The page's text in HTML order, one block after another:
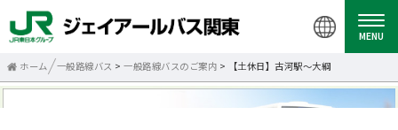
MENU
ホーム 一般路線バス > 一般路線バスのご案内 > 【土休日】古河駅～大綱